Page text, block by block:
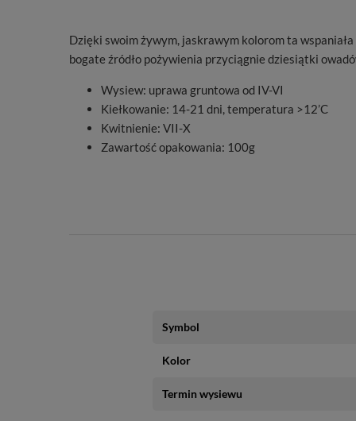
Dzięki swoim żywym, jaskrawym kolorom ta
bogate źródło pożywienia przyciągnie dziesiątki
Wysiew: uprawa gruntowa od IV-VI
Kiełkowanie: 14-21 dni, temperatura >12’C
Kwitnienie: VII-X
Zawartość opakowania: 100g
Symbol
Kolor
Termin wysiewu